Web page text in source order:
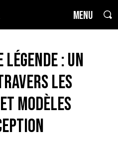
MENU
: un
les
modèles